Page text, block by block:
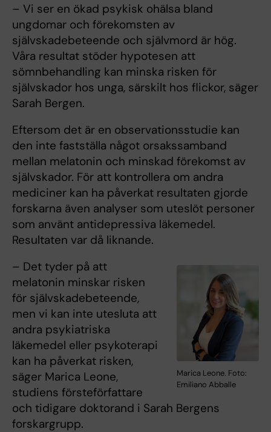
– Vi ser en ökad psykisk ohälsa bland
ungdomar och förekomsten av
självskadebeteende och självmord är hög.
Våra resultat stöder hypotesen att
sömnbehandling kan minska risken för
självskador hos unga, särskilt hos flickor, säger
Sarah Bergen.
Eftersom det är en observationsstudie kan
den inte fastställa något orsakssamband
mellan melatonin och minskad förekomst av
självskador. För att kontrollera om andra
mediciner kan ha påverkat resultaten gjorde
forskarna även analyser som uteslöt personer
som använt antidepressiva läkemedel.
Resultaten var då liknande.
Marica Leone. Foto:
Emiliano Abballe
– Det tyder på att
melatonin minskar risken
för självskadebeteende,
men vi kan inte utesluta att
andra psykiatriska
läkemedel eller psykoterapi
kan ha påverkat risken,
säger Marica Leone,
studiens försteförfattare
och tidigare doktorand i Sarah Bergens
forskargrupp.